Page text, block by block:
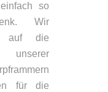
so
Wir
auf die
für die